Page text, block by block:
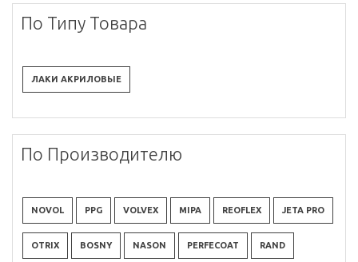
По Типу Товара
ЛАКИ АКРИЛОВЫЕ
По Производителю
NOVOL PPG VOLVEX MIPA REOFLEX JETA PRO
OTRIX BOSNY NASON PERFECOAT RAND